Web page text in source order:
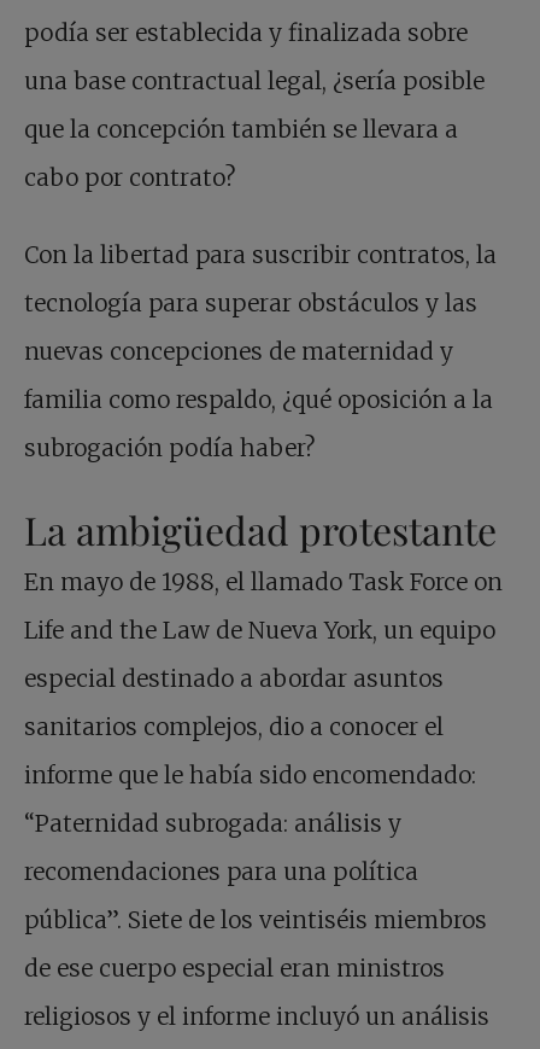
podía ser establecida y finalizada sobre
una base contractual legal, ¿sería posible
que la concepción también se llevara a
cabo por contrato?
Con la libertad para suscribir contratos, la
tecnología para superar obstáculos y las
nuevas concepciones de maternidad y
familia como respaldo, ¿qué oposición a la
subrogación podía haber?
La ambigüedad protestante
En mayo de 1988, el llamado Task Force on
Life and the Law de Nueva York, un equipo
especial destinado a abordar asuntos
sanitarios complejos, dio a conocer el
informe que le había sido encomendado:
“Paternidad subrogada: análisis y
recomendaciones para una política
pública”. Siete de los veintiséis miembros
de ese cuerpo especial eran ministros
religiosos y el informe incluyó un análisis